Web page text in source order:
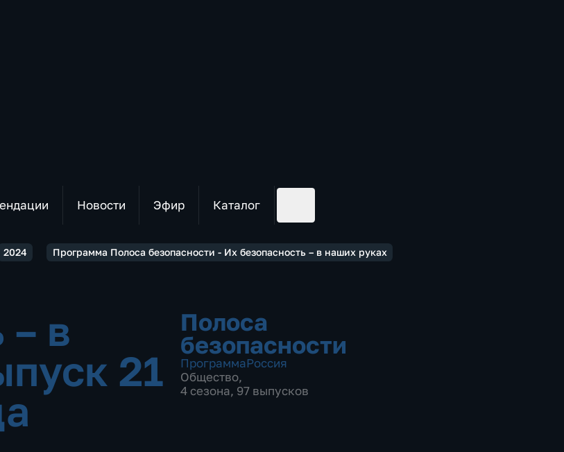
Новости Эфир Каталог
2024 Программа Полоса безопасности - Их безопасность – в наших руках
– в
21
Полоса
безопасности
ПрограммаРоссия
Общество,
4 сезона, 97 выпусков